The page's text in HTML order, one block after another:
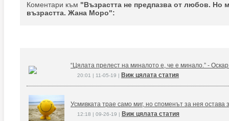
Коментари към "Възрастта не предпазва от любов. Но
възрастта. Жана Моро":
“Цялата прелест на миналото е, че е минало.” -
20:01 | 11-05-19 | Виж цялата статия
Усмивката трае само миг, но споменът за нея остава
12:18 | 09-26-19 | Виж цялата статия